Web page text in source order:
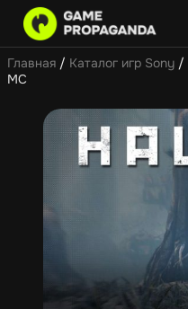
Главная / Каталог игр Sony /
MC